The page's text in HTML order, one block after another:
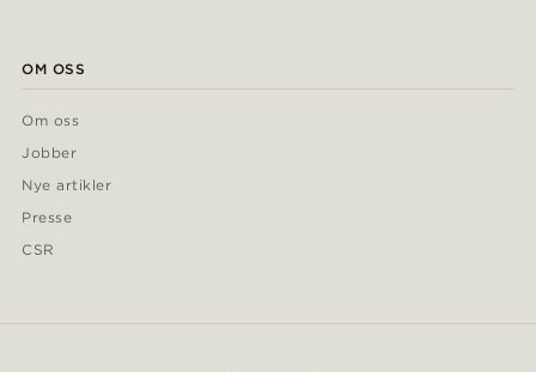
OM OSS
Om oss
Jobber
Nye artikler
Presse
CSR